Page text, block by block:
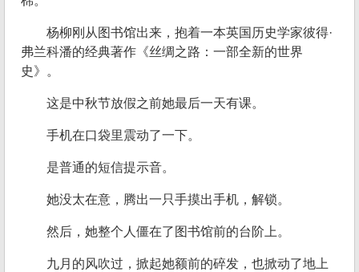
杨柳刚从图书馆出来，抱着一本英国历史学家彼得·
弗兰科潘的经典著作《丝绸之路：一部全新的世界
史》。
这是中秋节放假之前她最后一天有课。
手机在口袋里震动了一下。
是普通的短信提示音。
她没太在意，腾出一只手摸出手机，解锁。
然后，她整个人僵在了图书馆前的台阶上。
九月的风吹过，掀起她额前的碎发，也掀动了地上